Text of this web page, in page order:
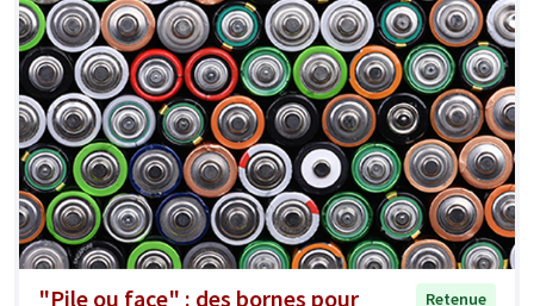
"Pile ou face" : des bornes pour
Retenue